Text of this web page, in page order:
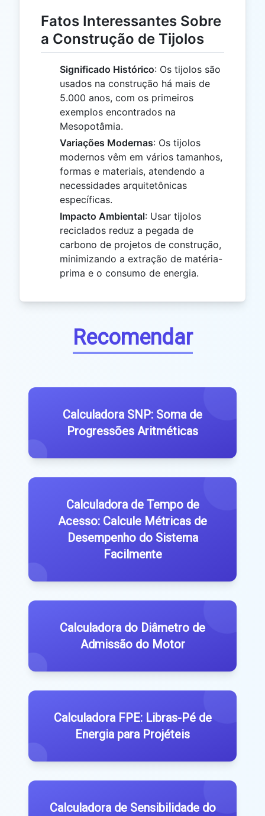
Fatos Interessantes Sobre
a Construção de Tijolos
Significado Histórico: Os tijolos são
usados na construção há mais de
5.000 anos, com os primeiros
exemplos encontrados na
Mesopotâmia.
Variações Modernas: Os tijolos
modernos vêm em vários tamanhos,
formas e materiais, atendendo a
necessidades arquitetônicas
específicas.
Impacto Ambiental: Usar tijolos
reciclados reduz a pegada de
carbono de projetos de construção,
minimizando a extração de matéria-
prima e o consumo de energia.
Recomendar
Calculadora SNP: Soma de
Progressões Aritméticas
Calculadora de Tempo de
Acesso: Calcule Métricas de
Desempenho do Sistema
Facilmente
Calculadora do Diâmetro de
Admissão do Motor
Calculadora FPE: Libras-Pé de
Energia para Projéteis
Calculadora de Sensibilidade do